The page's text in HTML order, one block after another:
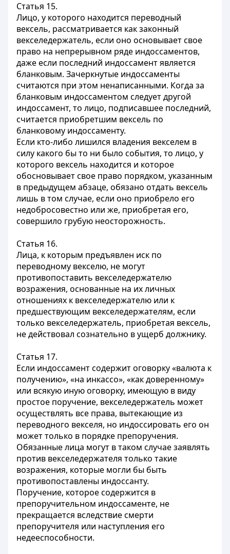
Статья 15.
Лицо, у которого находится переводный
вексель, рассматривается как законный
векселедержатель, если оно основывает свое
право на непрерывном ряде индоссаментов,
даже если последний индоссамент является
бланковым. Зачеркнутые индоссаменты
считаются при этом ненаписанными. Когда за
бланковым индоссаментом следует другой
индоссамент, то лицо, подписавшее последний,
считается приобретшим вексель по
бланковому индоссаменту.
Если кто-либо лишился владения векселем в
силу какого бы то ни было события, то лицо, у
которого вексель находится и которое
обосновывает свое право порядком, указанным
в предыдущем абзаце, обязано отдать вексель
лишь в том случае, если оно приобрело его
недобросовестно или же, приобретая его,
совершило грубую неосторожность.
Статья 16.
Лица, к которым предъявлен иск по
переводному векселю, не могут
противопоставить векселедержателю
возражения, основанные на их личных
отношениях к векселедержателю или к
предшествующим векселедержателям, если
только векселедержатель, приобретая вексель,
не действовал сознательно в ущерб должнику.
Статья 17.
Если индоссамент содержит оговорку «валюта к
получению», «на инкассо», «как доверенному»
или всякую иную оговорку, имеющую в виду
простое поручение, векселедержатель может
осуществлять все права, вытекающие из
переводного векселя, но индоссировать его он
может только в порядке препоручения.
Обязанные лица могут в таком случае заявлять
против векселедержателя только такие
возражения, которые могли бы быть
противопоставлены индоссанту.
Поручение, которое содержится в
препоручительном индоссаменте, не
прекращается вследствие смерти
препоручителя или наступления его
недееспособности.